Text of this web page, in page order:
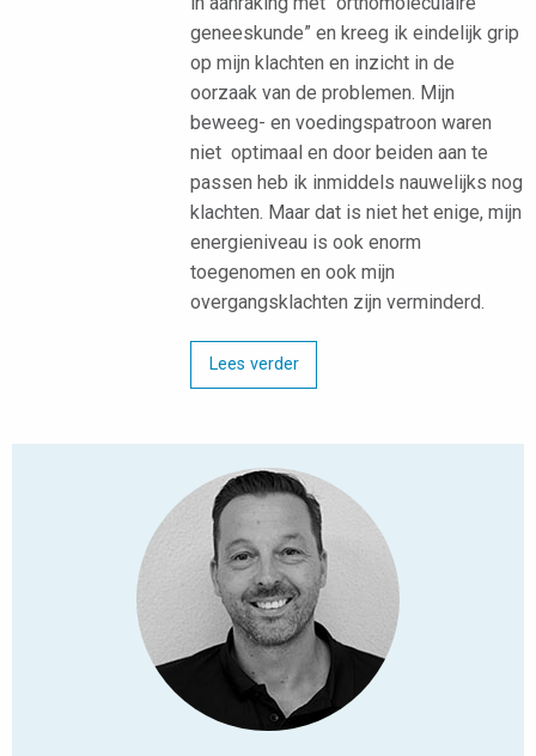
geneeskunde” en kreeg ik eindelijk grip
op mijn klachten en inzicht in de
oorzaak van de problemen. Mijn
beweeg- en voedingspatroon waren
niet optimaal en door beiden aan te
passen heb ik inmiddels nauwelijks nog
klachten. Maar dat is niet het enige, mijn
energieniveau is ook enorm
toegenomen en ook mijn
overgangsklachten zijn verminderd.
Lees verder